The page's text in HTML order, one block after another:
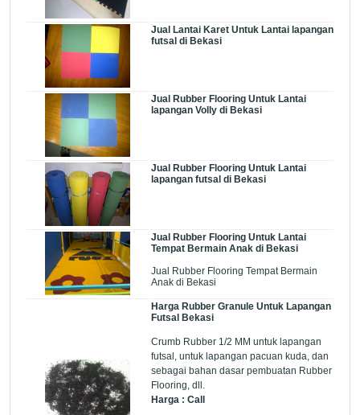
Jual Lantai Karet Untuk Lantai lapangan
futsal di Bekasi
Jual Rubber Flooring Untuk Lantai
lapangan Volly di Bekasi
Jual Rubber Flooring Untuk Lantai
lapangan futsal di Bekasi
Jual Rubber Flooring Untuk Lantai
Tempat Bermain Anak di Bekasi
Jual Rubber Flooring Tempat Bermain
Anak di Bekasi
Harga Rubber Granule Untuk Lapangan
Futsal Bekasi
Crumb Rubber 1/2 MM untuk lapangan
futsal, untuk lapangan pacuan kuda, dan
sebagai bahan dasar pembuatan Rubber
Flooring, dll.
Harga : Call